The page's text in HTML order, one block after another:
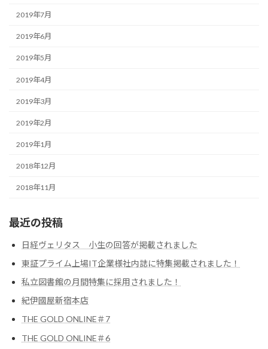
2019年7月
2019年6月
2019年5月
2019年4月
2019年3月
2019年2月
2019年1月
2018年12月
2018年11月
最近の投稿
日経ヴェリタス 小生の回答が掲載されました
東証プライム上場IT企業様社内誌に特集掲載されました！
私立図書館の月間特集に採用されました！
紀伊國屋新宿本店
THE GOLD ONLINE＃7
THE GOLD ONLINE＃6